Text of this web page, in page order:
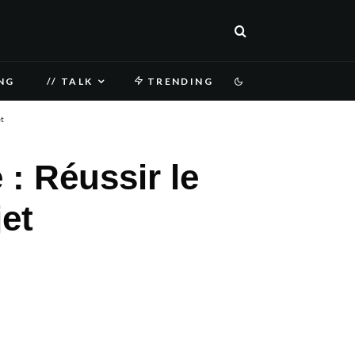
// TALK TRENDING
: Réussir le